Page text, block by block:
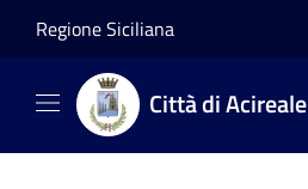
Regione Siciliana
Città di Acireale